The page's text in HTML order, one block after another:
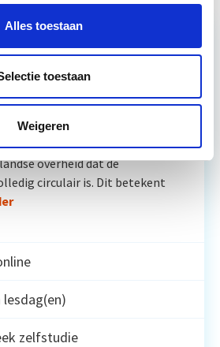
Alles toestaan
toestaan
Weigeren
bij dit artikel
Bouwen
de toekomst. Letterlijk, want in
overheid dat de
circulair is. Dit betekent
lesdag(en)
zelfstudie